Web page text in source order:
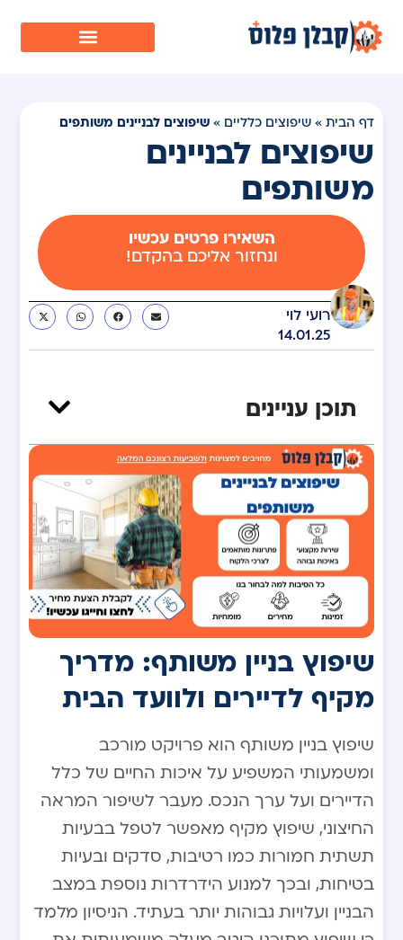
דף הבית »שיפוצים כלליים »שיפוצים לבניינים משותפים
שיפוצים לבניינים
משותפים
השאירו פרטים עכשיו
ונחזור אליכם בהקדם!
רועי לוי
14.01.25
תוכן עניינים
שיפוץ בניין משותף: מדריך
מקיף לדיירים ולוועד הבית
שיפוץ בניין משותף הוא פרויקט מורכב
ומשמעותי המשפיע על איכות החיים של כלל
הדיירים ועל ערך הנכס. מעבר לשיפור המראה
החיצוני, שיפוץ מקיף מאפשר לטפל בבעיות
תשתית חמורות כמו רטיבות, סדקים ובעיות
בטיחות, ובכך למנוע הידרדרות נוספת במצב
הבניין ועלויות גבוהות יותר בעתיד. הניסיון מלמד